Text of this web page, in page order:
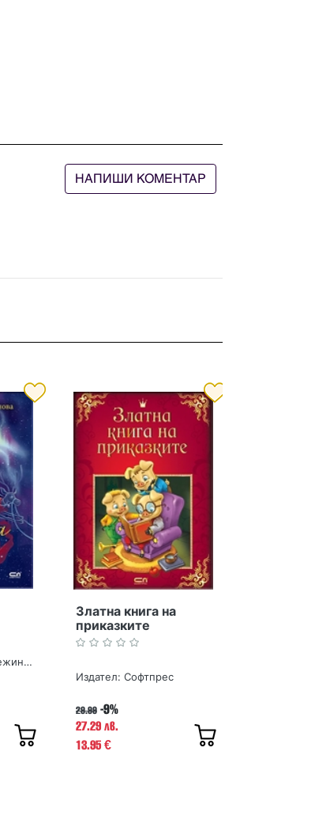
НАПИШИ КОМЕНТАР
Павлина Делчева-Вежинова
Златна книга на
приказките
Издател: Софтпрес
29.99 -9%
27.29 лв.
13.95 €